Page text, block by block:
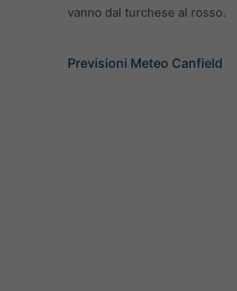
vanno dal turchese al rosso.
Previsioni Meteo Canfield